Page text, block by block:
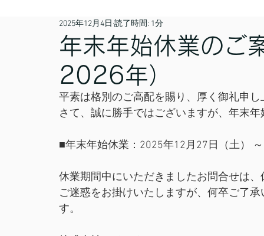
年末年始休業の
2026年）
2025年12月4日 読了時間: 1分
平素は格別のご高配を賜り、厚く御礼申し
さて、誠に勝手ではございますが、年末
■年末年始休業：2025年12月27日（土）
休業期間中にいただきましたお問合せは
ご迷惑をお掛けいたしますが、何卒ご了
す。